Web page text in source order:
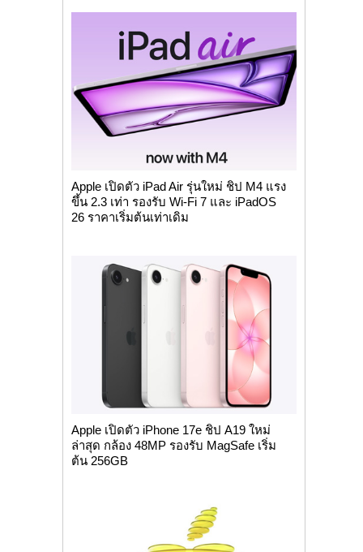
Apple เปิดตัว iPad Air รุ่นใหม่ ชิป M4 แรง
ขึ้น 2.3 เท่า รองรับ Wi-Fi 7 และ iPadOS
26 ราคาเริ่มต้นเท่าเดิม
Apple เปิดตัว iPhone 17e ชิป A19 ใหม่
ล่าสุด กล้อง 48MP รองรับ MagSafe เริ่ม
ต้น 256GB